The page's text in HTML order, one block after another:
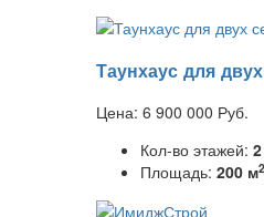
Таунхаус для
Цена: 6 900 000 Руб.
Кол-во этажей:
Площадь: 200 м2